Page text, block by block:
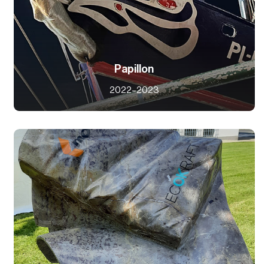
Papillon
2022–2023